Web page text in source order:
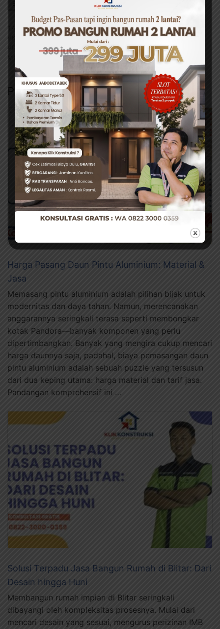
Facebook
TAG: #BAHAN BANGUNAN
#INVESTASI PROPERTI
#KLIK KONSTRUKSI
#PINTU ALUMINIUM SWING
#PINTU DEPAN
#PINTU HEMAT ENERGI
#PINTU
#RENOVASI RUMAH
Pos Terkait
Harga Pasang Daun Pintu Aluminium: Material &
Jasa
Memasang pintu aluminium adalah pilihan bijak untuk
modernitas dan daya tahan. Namun, merencanakan
anggarannya seringkali terasa seperti membongkar
kotak Pandora—banyak komponen yang perlu
dipertimbangkan. Banyak yang mengira cukup mencari
harga daunnya saja, padahal, biaya pemasangan daun
pintu aluminium adalah sebuah puzzle yang tersusun
dari dua keping utama: harga material dan tarif jasa.
Pandangan komprehensif ini …
Solusi Terpadu Jasa Bangun Rumah di Blitar: Dari
Desain hingga Huni
Membangun rumah impian di Blitar seringkali
dibayangi oleh kompleksitas prosesnya. Mulai dari
mencari desain yang sesuai, mengurus perizinan IMB